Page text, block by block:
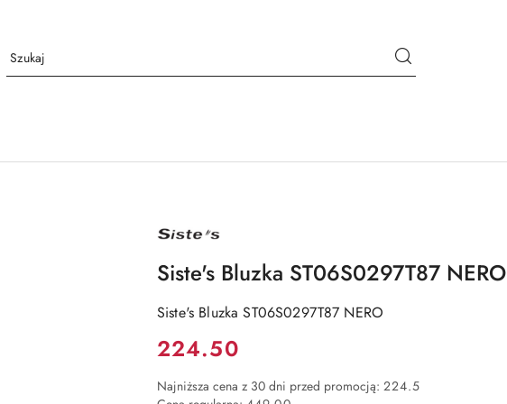
NAZWA
PRODUCENTA:
Siste's Bluzka ST06S0297T87 NERO
Siste's Bluzka ST06S0297T87 NERO
Cena:
224.50
Najniższa cena z 30 dni przed promocją: 224.5